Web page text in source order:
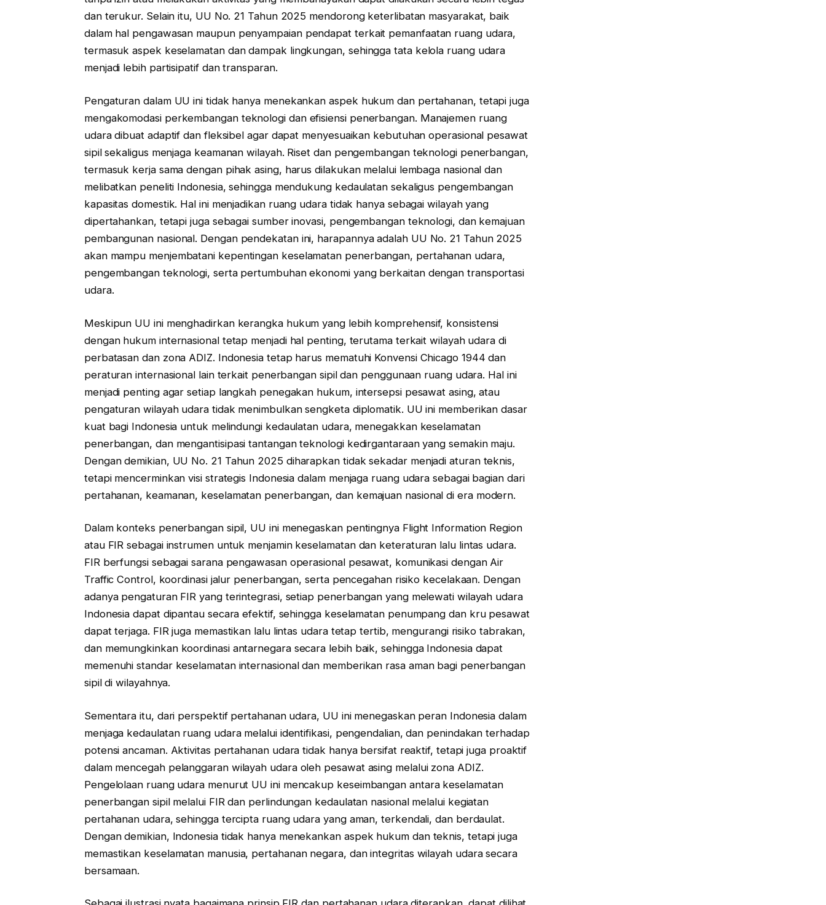
dan terukur. Selain itu, UU No. 21 Tahun 2025 mendorong keterlibatan masyarakat, baik
dalam hal pengawasan maupun penyampaian pendapat terkait pemanfaatan ruang udara,
termasuk aspek keselamatan dan dampak lingkungan, sehingga tata kelola ruang udara
menjadi lebih partisipatif dan transparan.
Pengaturan dalam UU ini tidak hanya menekankan aspek hukum dan pertahanan, tetapi juga
mengakomodasi perkembangan teknologi dan efisiensi penerbangan. Manajemen ruang
udara dibuat adaptif dan fleksibel agar dapat menyesuaikan kebutuhan operasional pesawat
sipil sekaligus menjaga keamanan wilayah. Riset dan pengembangan teknologi penerbangan,
termasuk kerja sama dengan pihak asing, harus dilakukan melalui lembaga nasional dan
melibatkan peneliti Indonesia, sehingga mendukung kedaulatan sekaligus pengembangan
kapasitas domestik. Hal ini menjadikan ruang udara tidak hanya sebagai wilayah yang
dipertahankan, tetapi juga sebagai sumber inovasi, pengembangan teknologi, dan kemajuan
pembangunan nasional. Dengan pendekatan ini, harapannya adalah UU No. 21 Tahun 2025
akan mampu menjembatani kepentingan keselamatan penerbangan, pertahanan udara,
pengembangan teknologi, serta pertumbuhan ekonomi yang berkaitan dengan transportasi
udara.
Meskipun UU ini menghadirkan kerangka hukum yang lebih komprehensif, konsistensi
dengan hukum internasional tetap menjadi hal penting, terutama terkait wilayah udara di
perbatasan dan zona ADIZ. Indonesia tetap harus mematuhi Konvensi Chicago 1944 dan
peraturan internasional lain terkait penerbangan sipil dan penggunaan ruang udara. Hal ini
menjadi penting agar setiap langkah penegakan hukum, intersepsi pesawat asing, atau
pengaturan wilayah udara tidak menimbulkan sengketa diplomatik. UU ini memberikan dasar
kuat bagi Indonesia untuk melindungi kedaulatan udara, menegakkan keselamatan
penerbangan, dan mengantisipasi tantangan teknologi kedirgantaraan yang semakin maju.
Dengan demikian, UU No. 21 Tahun 2025 diharapkan tidak sekadar menjadi aturan teknis,
tetapi mencerminkan visi strategis Indonesia dalam menjaga ruang udara sebagai bagian dari
pertahanan, keamanan, keselamatan penerbangan, dan kemajuan nasional di era modern.
Dalam konteks penerbangan sipil, UU ini menegaskan pentingnya Flight Information Region
atau FIR sebagai instrumen untuk menjamin keselamatan dan keteraturan lalu lintas udara.
FIR berfungsi sebagai sarana pengawasan operasional pesawat, komunikasi dengan Air
Traffic Control, koordinasi jalur penerbangan, serta pencegahan risiko kecelakaan. Dengan
adanya pengaturan FIR yang terintegrasi, setiap penerbangan yang melewati wilayah udara
Indonesia dapat dipantau secara efektif, sehingga keselamatan penumpang dan kru pesawat
dapat terjaga. FIR juga memastikan lalu lintas udara tetap tertib, mengurangi risiko tabrakan,
dan memungkinkan koordinasi antarnegara secara lebih baik, sehingga Indonesia dapat
memenuhi standar keselamatan internasional dan memberikan rasa aman bagi penerbangan
sipil di wilayahnya.
Sementara itu, dari perspektif pertahanan udara, UU ini menegaskan peran Indonesia dalam
menjaga kedaulatan ruang udara melalui identifikasi, pengendalian, dan penindakan terhadap
potensi ancaman. Aktivitas pertahanan udara tidak hanya bersifat reaktif, tetapi juga proaktif
dalam mencegah pelanggaran wilayah udara oleh pesawat asing melalui zona ADIZ.
Pengelolaan ruang udara menurut UU ini mencakup keseimbangan antara keselamatan
penerbangan sipil melalui FIR dan perlindungan kedaulatan nasional melalui kegiatan
pertahanan udara, sehingga tercipta ruang udara yang aman, terkendali, dan berdaulat.
Dengan demikian, Indonesia tidak hanya menekankan aspek hukum dan teknis, tetapi juga
memastikan keselamatan manusia, pertahanan negara, dan integritas wilayah udara secara
bersamaan.